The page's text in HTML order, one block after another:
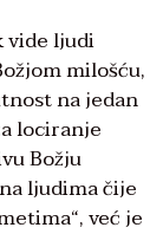
vide ljudi
milošću,
na jedan
lociranje
Božju
ljudima čije
već je